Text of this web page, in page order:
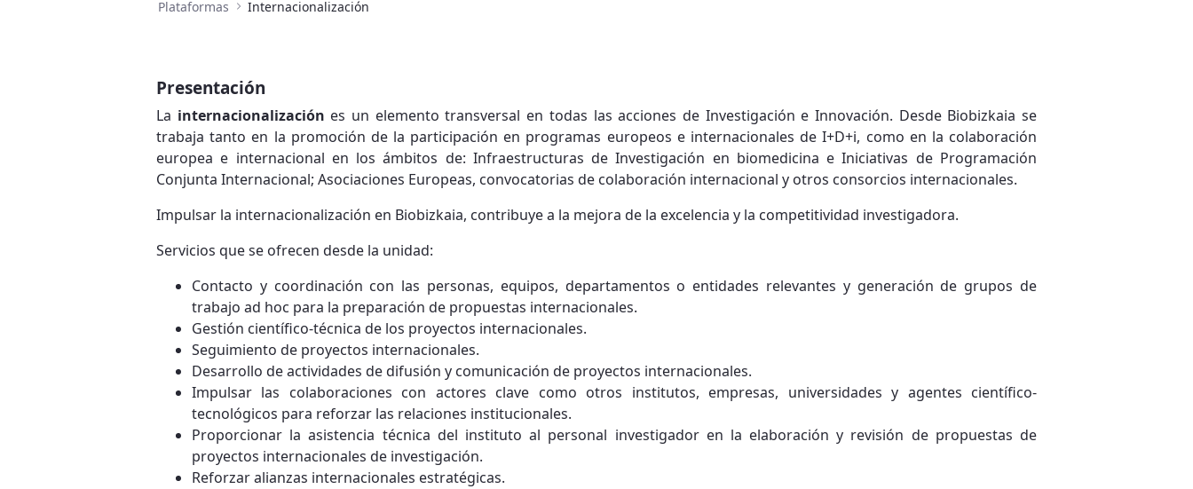
Plataformas Internacionalización
Presentación
La internacionalización es un elemento transversal en todas las acciones de Investigación e Innovación. Desde Biobizkaia se
trabaja tanto en la promoción de la participación en programas europeos e internacionales de I+D+i, como en la colaboración
europea e internacional en los ámbitos de: Infraestructuras de Investigación en biomedicina e Iniciativas de Programación
Conjunta Internacional; Asociaciones Europeas, convocatorias de colaboración internacional y otros consorcios internacionales.
Impulsar la internacionalización en Biobizkaia, contribuye a la mejora de la excelencia y la competitividad investigadora.
Servicios que se ofrecen desde la unidad:
Contacto y coordinación con las personas, equipos, departamentos o entidades relevantes y generación de grupos de
trabajo ad hoc para la preparación de propuestas internacionales.
Gestión científico-técnica de los proyectos internacionales.
Seguimiento de proyectos internacionales.
Desarrollo de actividades de difusión y comunicación de proyectos internacionales.
Impulsar las colaboraciones con actores clave como otros institutos, empresas, universidades y agentes científico-
tecnológicos para reforzar las relaciones institucionales.
Proporcionar la asistencia técnica del instituto al personal investigador en la elaboración y revisión de propuestas de
proyectos internacionales de investigación.
Reforzar alianzas internacionales estratégicas.